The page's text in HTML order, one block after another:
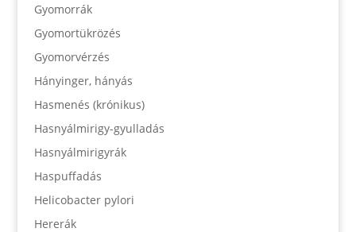
Gyomorrák
Gyomortükrözés
Gyomorvérzés
Hányinger, hányás
Hasmenés (krónikus)
Hasnyálmirigy-gyulladás
Hasnyálmirigyrák
Haspuffadás
Helicobacter pylori
Hererák